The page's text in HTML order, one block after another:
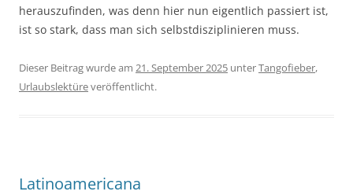
herauszufinden, was denn hier nun eigentlich passiert ist,
ist so stark, dass man sich selbstdisziplinieren muss.
Dieser Beitrag wurde am 21. September 2025 unterTangofieber,
Urlaubslektüreveröffentlicht.
Latinoamericana